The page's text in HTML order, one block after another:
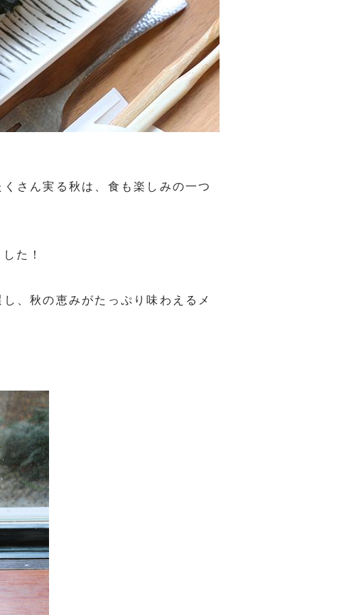
さん実る秋は、食も楽しみの一つ
た！
、秋の恵みがたっぷり味わえるメ